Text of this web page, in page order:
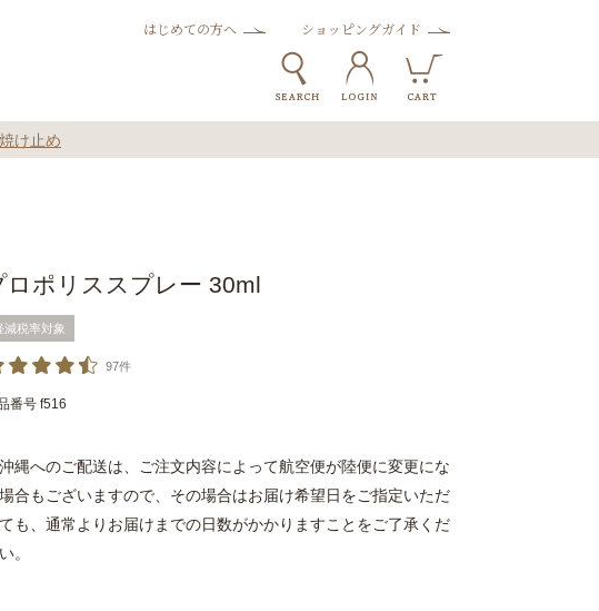
はじめての方へ ショッピングガイド
け止め
ロポリススプレー 30ml
減税率対象
97件
番号 f516
縄へのご配送は、ご注文内容によって航空便が陸便に変更にな
合もございますので、その場合はお届け希望日をご指定いただ
も、通常よりお届けまでの日数がかかりますことをご了承くだ
。